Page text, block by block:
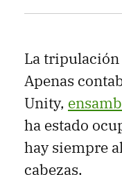
La tripulación
Apenas
Unity,
ha estado
hay siempre
cabezas.